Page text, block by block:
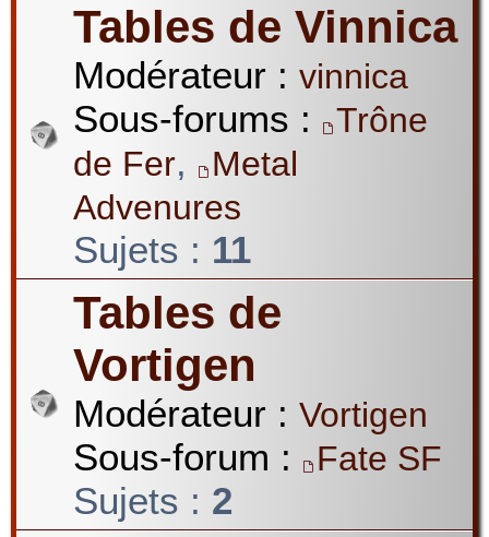
Tables de Vinnica
Modérateur : vinnica
Sous-forums :
Trône
de Fer,
Metal
Advenures
Sujets : 11
Tables de
Vortigen
Modérateur : Vortigen
Sous-forum : Fate SF
Sujets : 2